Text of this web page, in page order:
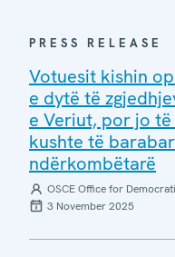
PRESS RELEASE
Votuesit kishin
e dytë të
e Veriut, por jo
kushte të
ndërkombëtarë
OSCE Office for
3 November 2025